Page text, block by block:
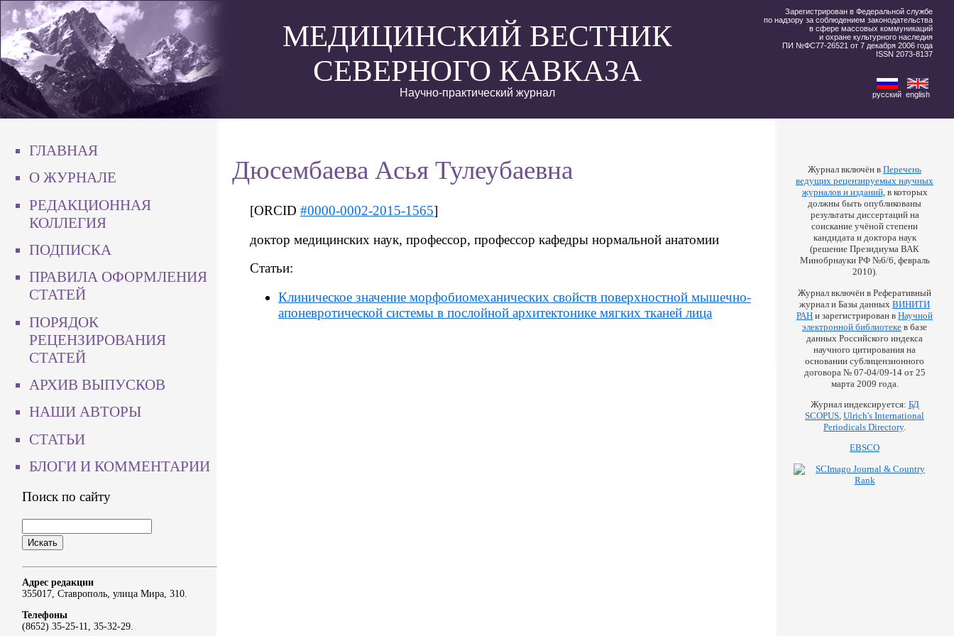
МЕДИЦИНСКИЙ ВЕСТНИК
СЕВЕРНОГО КАВКАЗА
Научно-практический журнал
Зарегистрирован в Федеральной службе
по надзору за соблюдением законодательства
в сфере массовых коммуникаций
и охране культурного наследия
ПИ №ФС77-26521 от 7 декабря 2006 года
ISSN 2073-8137
русский english
ГЛАВНАЯ
О ЖУРНАЛЕ
РЕДАКЦИОННАЯ
КОЛЛЕГИЯ
ПОДПИСКА
ПРАВИЛА ОФОРМЛЕНИЯ
СТАТЕЙ
ПОРЯДОК
РЕЦЕНЗИРОВАНИЯ
СТАТЕЙ
АРХИВ ВЫПУСКОВ
НАШИ АВТОРЫ
СТАТЬИ
БЛОГИ И КОММЕНТАРИИ
Поиск по сайту
Адрес редакции
355017, Ставрополь, улица Мира, 310.
Телефоны
(8652) 35-25-11, 35-32-29.
Журнал включён в Перечень
ведущих рецензируемых научных
журналов и изданий, в которых
должны быть опубликованы
результаты диссертаций на
соискание учёной степени
кандидата и доктора наук
(решение Президиума ВАК
Минобрнауки РФ №6/6, февраль
2010).
Журнал включён в Реферативный
журнал и Базы данных ВИНИТИ
РАН и зарегистрирован в Научной
электронной библиотеке в базе
данных Российского индекса
научного цитирования на
основании сублицензионного
договора № 07-04/09-14 от 25
марта 2009 года.
Журнал индексируется: БД
SCOPUS Ulrich's International
Periodicals Directory.
EBSCO
Дюсембаева Асья Тулеубаевна
[ORCID #0000-0002-2015-1565]
доктор медицинских наук, профессор, профессор кафедры нормальной анатомии
Статьи:
Клиническое значение морфобиомеханических свойств поверхностной мышечно-
апоневротической системы в послойной архитектонике мягких тканей лица